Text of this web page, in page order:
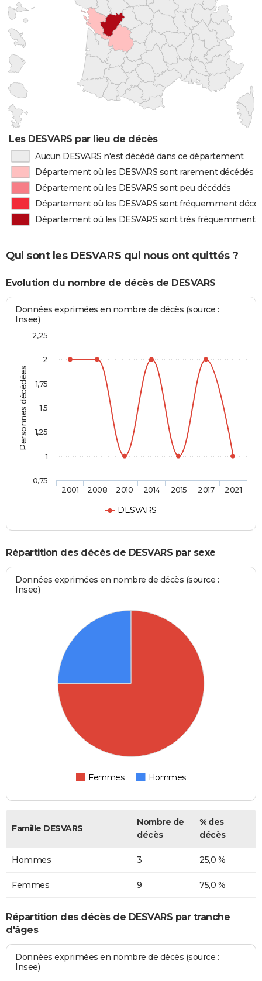
Les DESVARS par lieu de décès
Aucun DESVARS n'est décédé dans ce département
Département où les DESVARS sont rarement décédés
Département où les DESVARS sont peu décédés
Département où les DESVARS sont fréquemment
Département où les DESVARS sont très fréquemment
Qui sont les DESVARS qui nous ont quittés ?
Evolution du nombre de décès de DESVARS
Personnes décédées
Données exprimées en nombre de décès (source :
Insee)
DESVARS
2001 2008 2010 2014 2015 2017 2021
0,75
1
1,25
1,5
1,75
2
2,25
Répartition des décès de DESVARS par sexe
Données exprimées en nombre de décès (source :
Insee)
Femmes Hommes
Famille DESVARS
Nombre de
décès
% des
décès
Hommes 3 25,0 %
Femmes 9 75,0 %
Répartition des décès de DESVARS par tranche
d'âges
Données exprimées en nombre de décès (source :
Insee)